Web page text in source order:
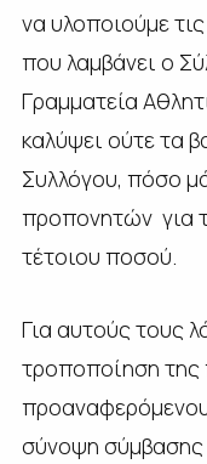
να υλοποιούμε
που λαμβάνει ο
Γραμματεία
καλύψει ούτε τα
Συλλόγου, πόσο
προπονητών για
τέτοιου ποσού.
Για αυτούς τους
τροποποίηση
σύνοψη σύμβασης